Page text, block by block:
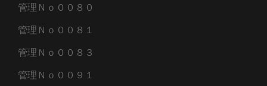
管理Ｎｏ００８０
管理Ｎｏ００８１
管理Ｎｏ００８３
管理Ｎｏ００９１